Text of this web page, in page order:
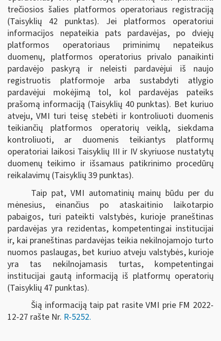
trečiosios šalies platformos operatoriaus registraciją
(Taisyklių 42 punktas). Jei platformos operatoriui
informacijos nepateikia pats pardavėjas, po dviejų
platformos operatoriaus priminimų nepateikus
duomenų, platformos operatorius privalo panaikinti
pardavėjo paskyrą ir neleisti pardavėjui iš naujo
registruotis platformoje arba sustabdyti atlygio
pardavėjui mokėjimą tol, kol pardavėjas pateiks
prašomą informaciją (Taisyklių 40 punktas). Bet kuriuo
atveju, VMI turi teisę stebėti ir kontroliuoti duomenis
teikiančių platformos operatorių veiklą, siekdama
kontroliuoti, ar duomenis teikiantys platformų
operatoriai laikosi Taisyklių III ir IV skyriuose nustatytų
duomenų teikimo ir išsamaus patikrinimo procedūrų
reikalavimų (Taisyklių 39 punktas).
Taip pat, VMI automatinių mainų būdu per du
mėnesius, einančius po ataskaitinio laikotarpio
pabaigos, turi pateikti valstybės, kurioje praneštinas
pardavėjas yra rezidentas, kompetentingai institucijai
ir, kai praneštinas pardavėjas teikia nekilnojamojo turto
nuomos paslaugas, bet kuriuo atveju valstybės, kurioje
yra tas nekilnojamasis turtas, kompetentingai
institucijai gautą informaciją iš platformų operatorių
(Taisyklių 47 punktas).
Šią informaciją taip pat rasite VMI prie FM 2022-
12-27 rašte Nr. R-5252.